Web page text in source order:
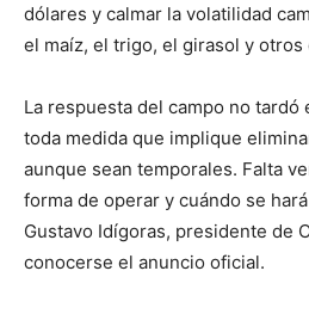
dólares y calmar la volatilidad
el maíz, el trigo, el girasol y otros
La respuesta del campo no tardó
toda medida que implique
aunque sean temporales. Falta
forma de operar y cuándo se
Gustavo Idígoras, presidente de
conocerse el anuncio oficial.